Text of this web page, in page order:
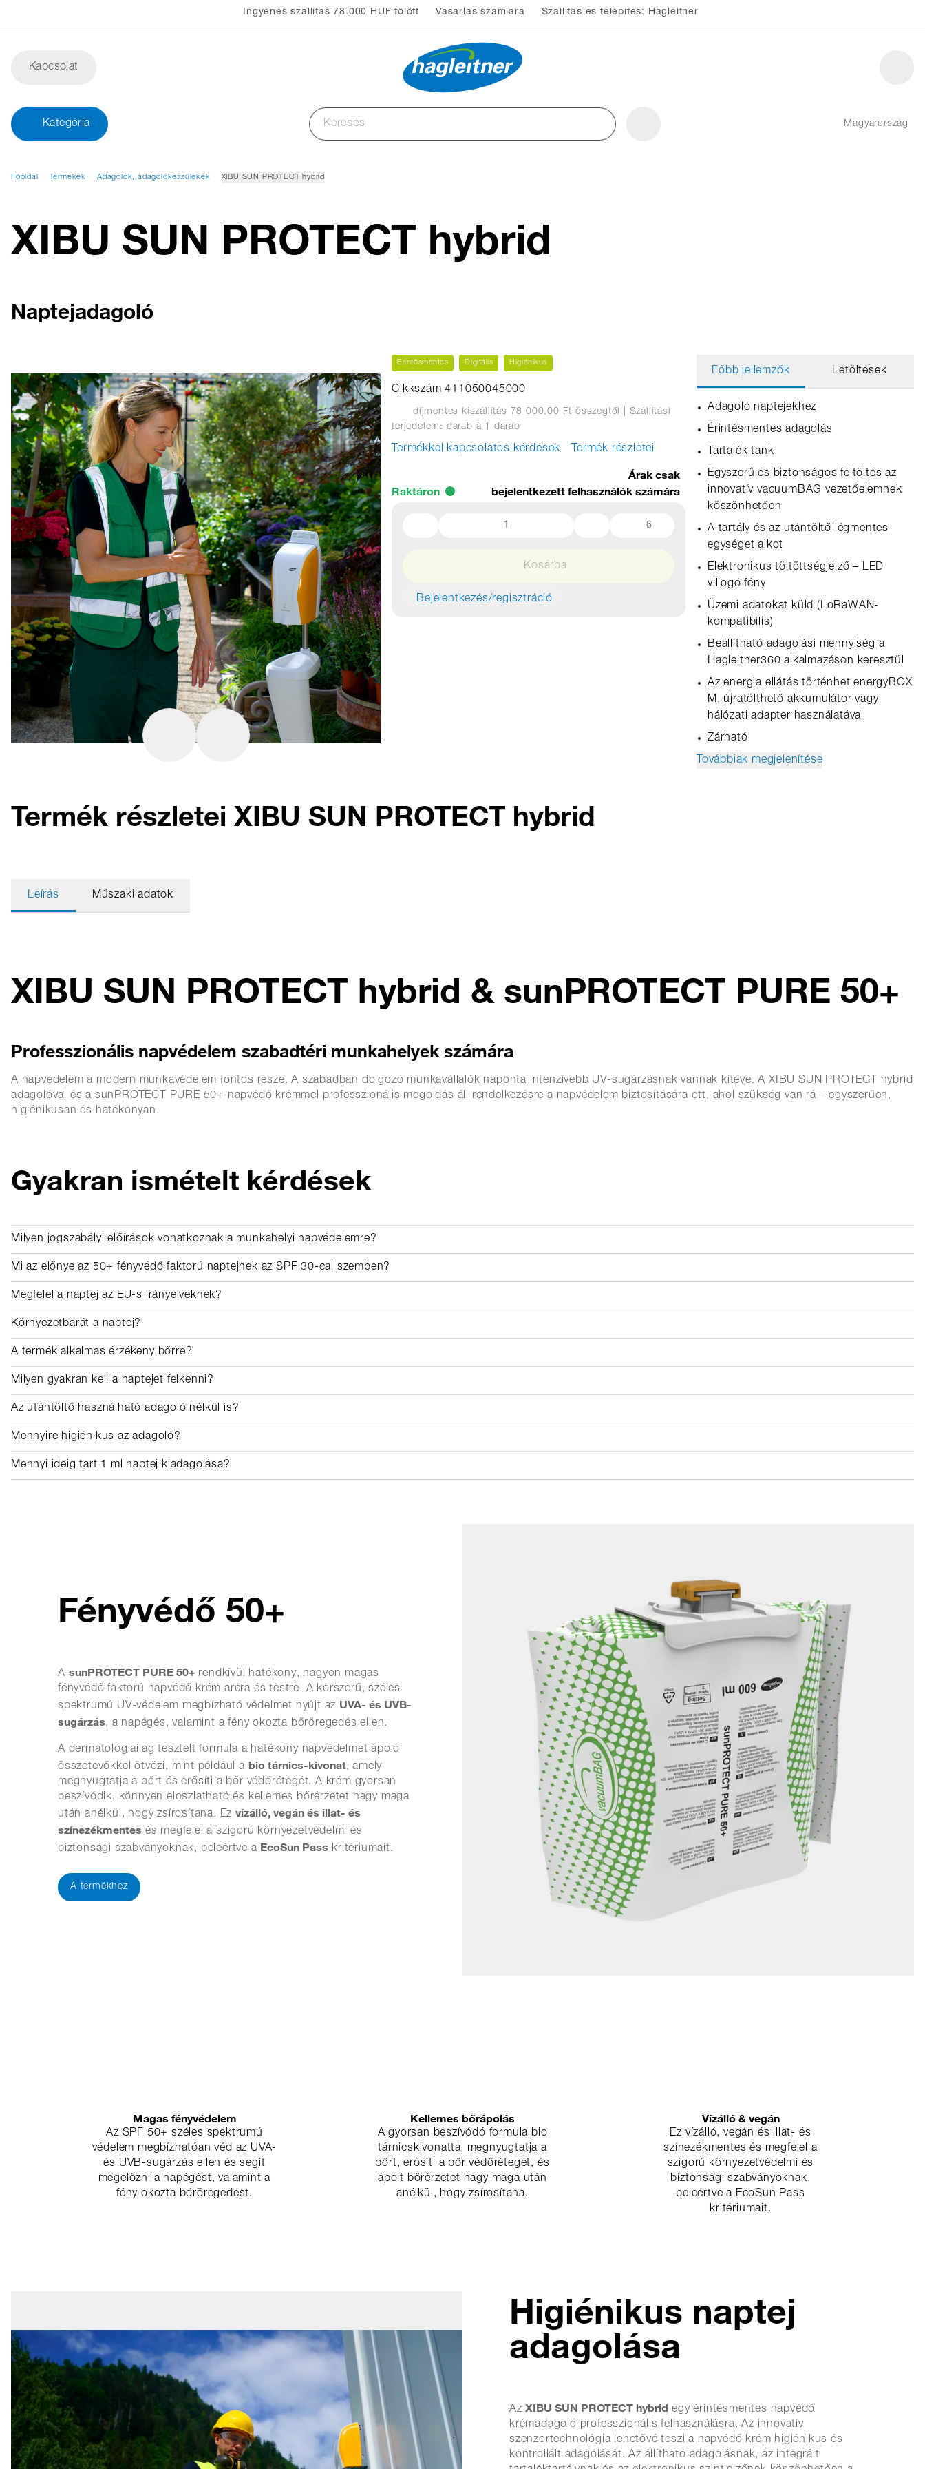
Ingyenes szállítás 78.000 HUF fölött Vásárlás számlára Szállítás és telepítés: Hagleitner
Kapcsolat
Kategória Magyarország
Főoldal Termékek Adagolók, adagolókészülékek XIBU SUN PROTECT hybrid
XIBU SUN PROTECT hybrid
Naptejadagoló
Érintésmentes Digitális Higiénikus
Cikkszám 411050045000
díjmentes kiszállítás 78 000,00 Ft összegtől
| Szállítási
terjedelem: darab à 1 darab
Termékkel kapcsolatos kérdések Termék részletei
Raktáron
Árak csak
bejelentkezett felhasználók számára
6
Kosárba
Bejelentkezés/regisztráció
Főbb jellemzők Letöltések
Adagoló naptejekhez
Érintésmentes adagolás
Tartalék tank
Egyszerű és biztonságos feltöltés az
innovatív vacuumBAG vezetőelemnek
köszönhetően
A tartály és az utántöltő légmentes
egységet alkot
Elektronikus töltöttségjelző – LED
villogó fény
Üzemi adatokat küld (LoRaWAN-
kompatibilis)
Beállítható adagolási mennyiség a
Hagleitner360 alkalmazáson keresztül
Az energia ellátás történhet energyBOX
M, újratölthető akkumulátor vagy
hálózati adapter használatával
Zárható
Továbbiak megjelenítése
Termék részletei XIBU SUN PROTECT hybrid
Leírás Műszaki adatok
XIBU SUN PROTECT hybrid & sunPROTECT PURE 50+
Professzionális napvédelem szabadtéri munkahelyek számára
A napvédelem a modern munkavédelem fontos része. A szabadban dolgozó munkavállalók naponta intenzívebb UV-sugárzásnak vannak kitéve. A XIBU SUN PROTECT hybrid
adagolóval és a sunPROTECT PURE 50+ napvédő krémmel professzionális megoldás áll rendelkezésre a napvédelem biztosítására ott, ahol szükség van rá – egyszerűen,
higiénikusan és hatékonyan.
Gyakran ismételt kérdések
Milyen jogszabályi előírások vonatkoznak a munkahelyi napvédelemre?
Mi az előnye az 50+ fényvédő faktorú naptejnek az SPF 30-cal szemben?
Megfelel a naptej az EU-s irányelveknek?
Környezetbarát a naptej?
A termék alkalmas érzékeny bőrre?
Milyen gyakran kell a naptejet felkenni?
Az utántöltő használható adagoló nélkül is?
Mennyire higiénikus az adagoló?
Mennyi ideig tart 1 ml naptej kiadagolása?
Fényvédő 50+
A sunPROTECT PURE 50+ rendkívül hatékony, nagyon magas
fényvédő faktorú napvédő krém arcra és testre. A korszerű, széles
spektrumú UV-védelem megbízható védelmet nyújt az UVA- és UVB-
sugárzás, a napégés, valamint a fény okozta bőröregedés ellen.
A dermatológiailag tesztelt formula a hatékony napvédelmet ápoló
összetevőkkel ötvözi, mint például a bio tárnics-kivonat, amely
megnyugtatja a bőrt és erősíti a bőr védőrétegét. A krém gyorsan
beszívódik, könnyen eloszlatható és kellemes bőrérzetet hagy maga
után anélkül, hogy zsírosítana. Ezvízálló, vegán és illat- és
színezékmentes és megfelel a szigorú környezetvédelmi és
biztonsági szabványoknak, beleértve a EcoSun Pass kritériumait.
A termékhez
Magas fényvédelem
Az SPF 50+ széles spektrumú
védelem megbízhatóan véd az UVA-
és UVB-sugárzás ellen és segít
megelőzni a napégést, valamint a
fény okozta bőröregedést.
Kellemes bőrápolás
A gyorsan beszívódó formula bio
tárnicskivonattal megnyugtatja a
bőrt, erősíti a bőr védőrétegét, és
ápolt bőrérzetet hagy maga után
anélkül, hogy zsírosítana.
Vízálló & vegán
Ez vízálló, vegán és illat- és
színezékmentes és megfelel a
szigorú környezetvédelmi és
biztonsági szabványoknak,
beleértve a EcoSun Pass
kritériumait.
Higiénikus naptej
adagolása
AzXIBU SUN PROTECT hybrid egy érintésmentes napvédő
krémadagoló professzionális felhasználásra. Az innovatív
szenzortechnológia lehetővé teszi a napvédő krém higiénikus és
kontrollált adagolását. Az állítható adagolásnak, az integrált